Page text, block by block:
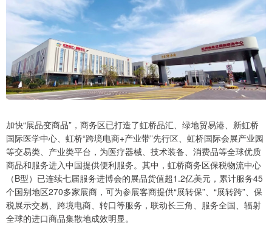
加快“展品变商品”，商务区已打造了虹桥品汇、绿地贸易港、新虹桥
国际医学中心、虹桥“跨境电商+产业带”先行区、虹桥国际会展产业园
等交易类、产业类平台，为医疗器械、技术装备、消费品等全球优质
商品和服务进入中国提供便利服务。其中，虹桥商务区保税物流中心
（B型）已连续七届服务进博会的展品货值超1.2亿美元，累计服务45
个国别地区270多家展商，可为参展客商提供“展转保”、“展转跨”、保
税展示交易、跨境电商、转口等服务，联动长三角、服务全国、辐射
全球的进口商品集散地成效明显。